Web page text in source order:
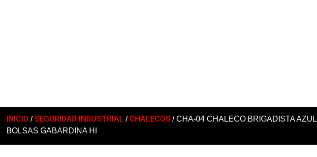
INICIO / SEGURIDAD INDUSTRIAL / CHALECOS / CHA-04 CHALECO BRIGADISTA AZUL
BOLSAS GABARDINA HI